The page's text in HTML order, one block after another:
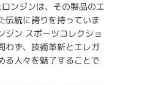
ンジンは、その製品のエ
伝統に誇りを持っていま
ジン スポーツコレクショ
わず、技術革新とエレガ
る人々を魅了することで